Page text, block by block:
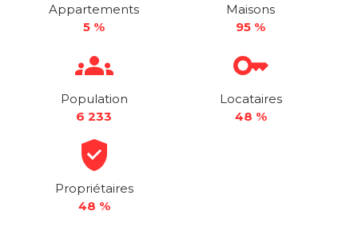
Appartements
5 %
Maisons
95 %
Population
6 233
Locataires
48 %
Propriétaires
48 %